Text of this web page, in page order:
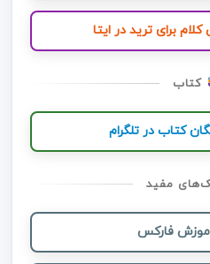
برای ترید در ایتا
کتاب
کتاب در تلگرام
مفید
فارکس